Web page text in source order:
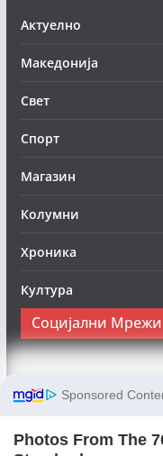
Актуелно
Македонија
Свет
Спорт
Магазин
Колумни
Хроника
Култура
Социјални Мрежи